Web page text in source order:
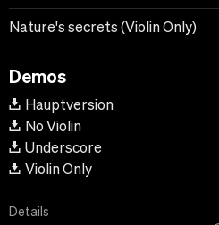
Nature's secrets (Violin Only)
Demos
Hauptversion
No Violin
Underscore
Violin Only
Details